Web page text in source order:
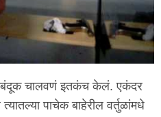
बंदूक चालवणं इतकंच केलं. एकंदर
पाचेक बाहेरील वर्तुळांमधे